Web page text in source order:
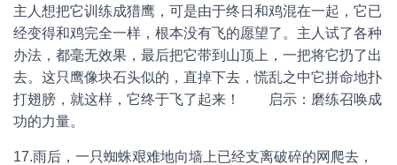
主人想把它训练成猎鹰，可是由于终日和鸡混在一起，它已
经变得和鸡完全一样，根本没有飞的愿望了。主人试了各种
办法，都毫无效果，最后把它带到山顶上，一把将它扔了出
去。这只鹰像块石头似的，直掉下去，慌乱之中它拼命地扑
打翅膀，就这样，它终于飞了起来！ 启示：磨练召唤成
功的力量。
17.雨后，一只蜘蛛艰难地向墙上已经支离破碎的网爬去，